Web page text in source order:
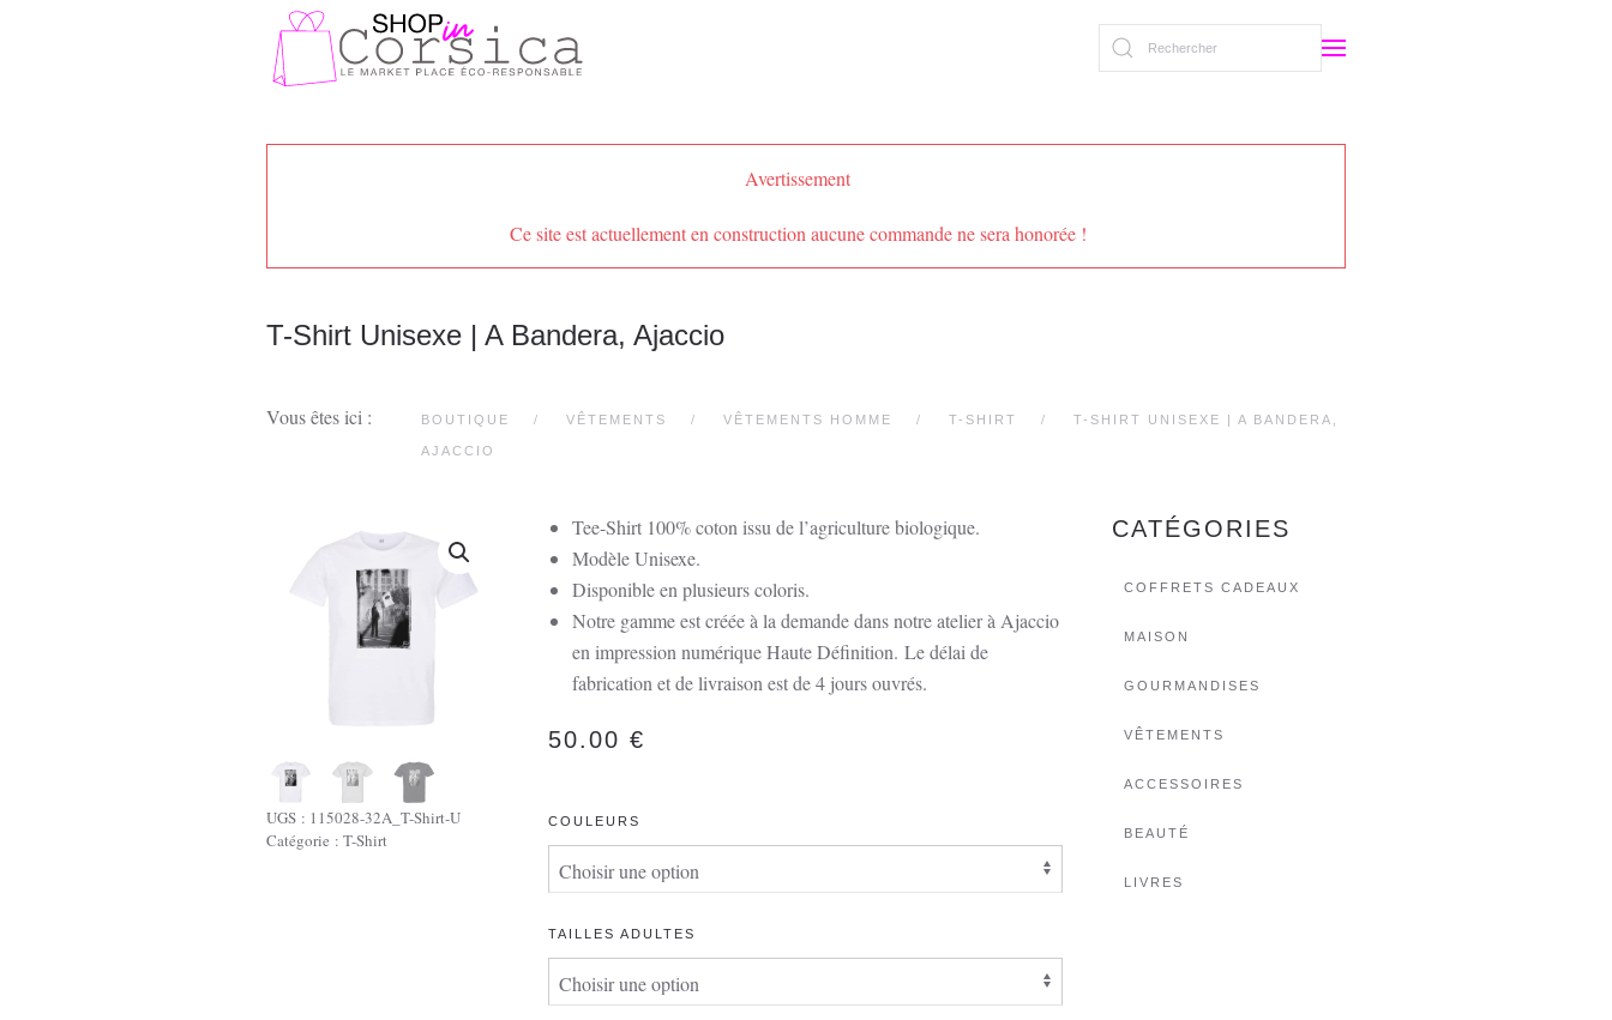
Avertissement
Ce site est actuellement en construction aucune commande ne sera honorée !
T-Shirt Unisexe | A Bandera, Ajaccio
Vous êtes ici : BOUTIQUE VÊTEMENTS VÊTEMENTS HOMME T-SHIRT T-SHIRT UNISEXE | A BANDERA,
AJACCIO
UGS : 115028-32A_T-Shirt-U
Catégorie : T-Shirt
Tee-Shirt 100% coton issu de l’agriculture biologique.
Modèle Unisexe.
Disponible en plusieurs coloris.
Notre gamme est créée à la demande dans notre atelier à Ajaccio
en impression numérique Haute Définition.Le délai de
fabrication et de livraison est de 4 jours ouvrés.
50.00€
COULEURS
TAILLES ADULTES
CATÉGORIES
COFFRETS CADEAUX
MAISON
GOURMANDISES
VÊTEMENTS
ACCESSOIRES
BEAUTÉ
LIVRES